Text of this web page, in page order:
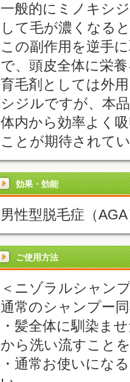
一般的にミノキシ
して毛が濃くなる
この副作用を逆手
で、頭皮全体に栄
育毛剤としては外
シジルですが、本
体内から効率よく
ことが期待されて
効果・効能
男性型脱毛症（
ご使用方法
＜ニゾラルシャン
通常のシャンプー
・髪全体に馴染ま
から洗い流すこと
・通常お使いにな